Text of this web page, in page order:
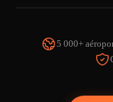
REGARDER LA
5 000+